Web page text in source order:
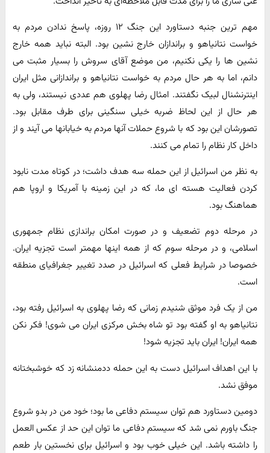
مهم ترین جنبه دستاورد این جنگ ۱۲ روزه، پاسخ ندادن مردم به
خواست نتانیاهو و براندازان خارج نشین بود. البته نباید همه خارج
نشین ها را یکی نکنیم، من موضع آقای سروش را بسیار مثبت می
دانم، اما به هر حال مردم به خواست نتانیاهو و براندازانی مثل ایران
اینترنشنال لبیک نگفتند. امثال رضا پهلوی هم عددی نیستند، ولی به
هر حال از این لحاظ ضربه خیلی سنگینی برای طرف مقابل بود.
تصورشان این بود که با شروع حملات آنها مردم به خیابانها می آیند و از
داخل کار نظام را تمام می کنند.
به نظر من اسرائیل از این حمله سه هدف داشت؛ در کوتاه مدت نابود
کردن فعالیت هسته ای ما، که در این زمینه با آمریکا و اروپا هم
هماهنگ بود.
در مرحله دوم تضعیف و در صورت امکان براندازی نظام جمهوری
اسلامی، و در مرحله سوم که از همه اینها مهمتر است تجزیه ایران.
خصوصا در شرایط فعلی که اسرائیل در صدد تغییر جغرافیای منطقه
است.
من از یک فرد موثق شنیدم زمانی که رضا پهلوی به اسرائیل رفته بود،
نتانیاهو به او گفته بود تو شاه بخش مرکزی ایران می شوی! فکر نکن
همه ایران! ایران باید تجزیه شود!
با این اهداف اسرائیل دست به این حمله ددمنشانه زد که خوشبختانه
موفق نشد.
دومین دستاورد هم توان سیستم دفاعی ما بود؛ خود من در بدو شروع
جنگ باورم نمی شد که سیستم دفاعی ما توان این حد از عکس العمل
را داشته باشد. این خیلی خوب بود و اسرائیل برای نخستین بار طعم